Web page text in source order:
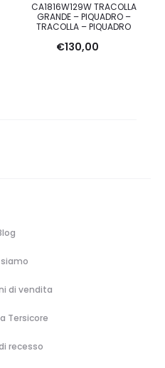
CA1816W129W TRACOLLA
GRANDE – PIQUADRO –
TRACOLLA – PIQUADRO
€130,00
di vendita
Tersicore
recesso